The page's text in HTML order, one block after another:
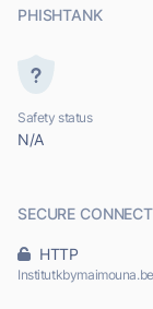
PHISHTANK
Safety status
N/A
SECURE
HTTP